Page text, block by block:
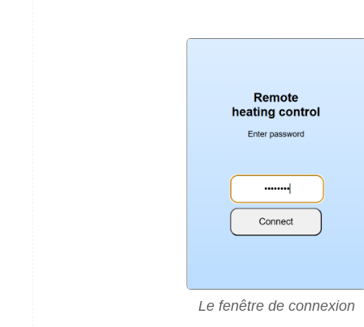
Le fenêtre de connexion